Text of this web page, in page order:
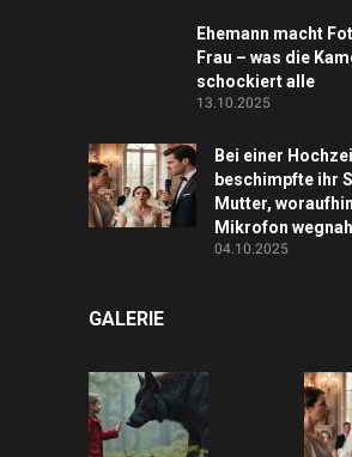
Ehemann macht
Frau – was die
schockiert alle
13.10.2025
Bei einer
beschimpfte ihr
Mutter,
Mikrofon
04.10.2025
GALERIE